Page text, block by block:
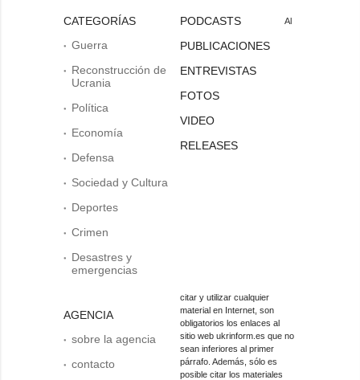
CATEGORÍAS
Guerra
Reconstrucción de
Ucrania
Política
Economía
Defensa
Sociedad y Cultura
Deportes
Crimen
Desastres y
emergencias
AGENCIA
sobre la agencia
contacto
PODCASTS
PUBLICACIONES
ENTREVISTAS
FOTOS
VIDEO
RELEASES
Al
citar y utilizar cualquier
material en Internet, son
obligatorios los enlaces al
sitio web ukrinform.es que no
sean inferiores al primer
párrafo. Además, sólo es
posible citar los materiales